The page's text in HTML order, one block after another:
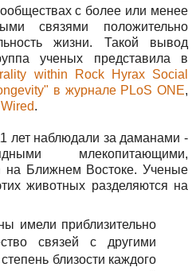
с более или менее
связями положительно
жизни. Такой вывод
ученых представила в
within Rock Hyrax Social
в журнале PLoS ONE,
.
лет наблюдали за даманами -
млекопитающими,
Ближнем Востоке. Ученые
животных разделяются на
имели приблизительно
связей с другими
близости каждого